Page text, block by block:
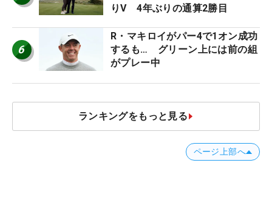
りV 4年ぶりの通算2勝目
6
R・マキロイがパー4で1オン成功
するも… グリーン上には前の組
がプレー中
ランキングをもっと見る
ページ上部へ